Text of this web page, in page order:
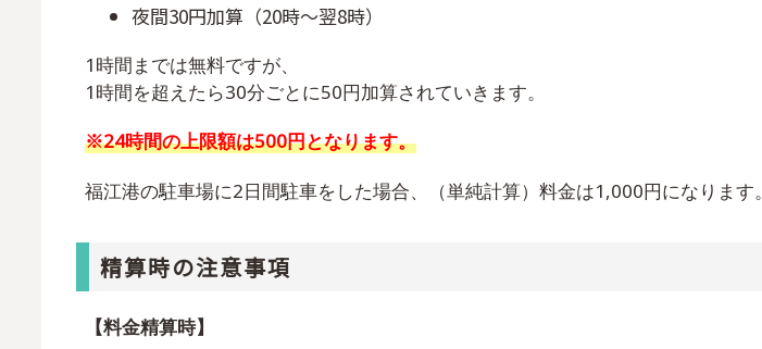
夜間30円加算（20時～翌8時）
1時間までは無料ですが、
1時間を超えたら30分ごとに50円加算されていきます。
※24時間の上限額は500円となります。
福江港の駐車場に2日間駐車をした場合、（単純計算）料金は1,000円になります。
精算時の注意事項
【料金精算時】